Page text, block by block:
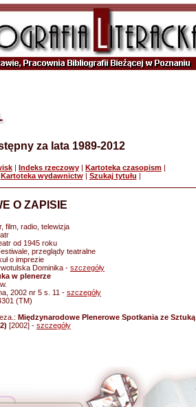
za lata 1989-2012
| Indeks rzeczowy | Kartoteka czasopism |
Kartoteka wydawnictw| Szukaj tytułu |
O ZAPISIE
film, radio, telewizja
od 1945 roku
przeglądy teatralne
o imprezie
Dominika - szczegóły
w plenerze
2002 nr 5 s. 11 - szczegóły
(TM)
Międzynarodowe Plenerowe Spotkania ze Sztuką
[2002] - szczegóły